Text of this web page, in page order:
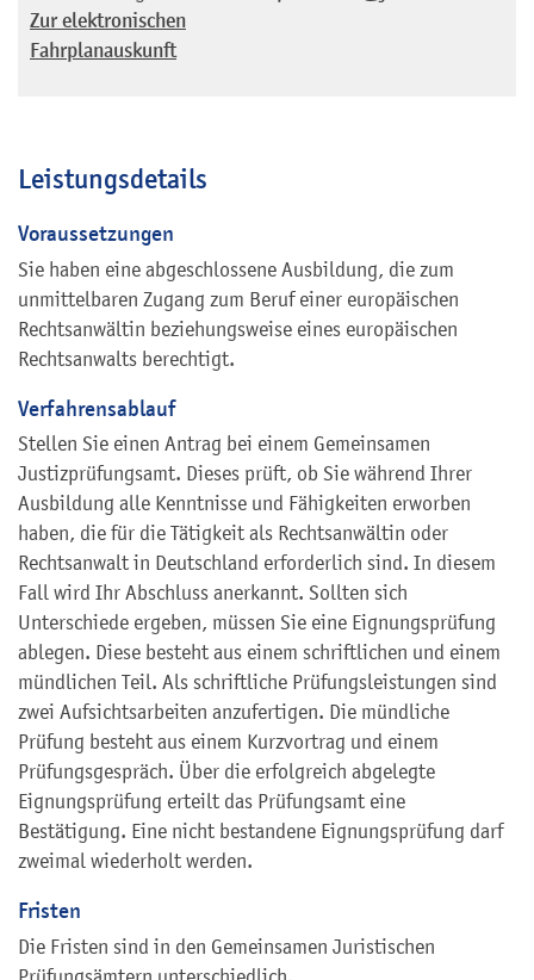
Zur elektronischen
Fahrplanauskunft
Leistungsdetails
Voraussetzungen
Sie haben eine abgeschlossene Ausbildung, die zum
unmittelbaren Zugang zum Beruf einer europäischen
Rechtsanwältin beziehungsweise eines europäischen
Rechtsanwalts berechtigt.
Verfahrensablauf
Stellen Sie einen Antrag bei einem Gemeinsamen
Justizprüfungsamt. Dieses prüft, ob Sie während Ihrer
Ausbildung alle Kenntnisse und Fähigkeiten erworben
haben, die für die Tätigkeit als Rechtsanwältin oder
Rechtsanwalt in Deutschland erforderlich sind. In diesem
Fall wird Ihr Abschluss anerkannt. Sollten sich
Unterschiede ergeben, müssen Sie eine Eignungsprüfung
ablegen. Diese besteht aus einem schriftlichen und einem
mündlichen Teil. Als schriftliche Prüfungsleistungen sind
zwei Aufsichtsarbeiten anzufertigen. Die mündliche
Prüfung besteht aus einem Kurzvortrag und einem
Prüfungsgespräch. Über die erfolgreich abgelegte
Eignungsprüfung erteilt das Prüfungsamt eine
Bestätigung. Eine nicht bestandene Eignungsprüfung darf
zweimal wiederholt werden.
Fristen
Die Fristen sind in den Gemeinsamen Juristischen